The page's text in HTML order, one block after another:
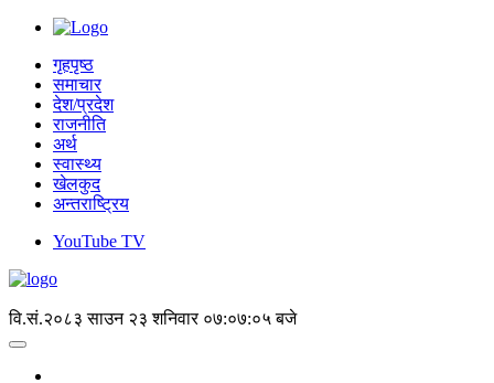
गृहपृष्ठ
समाचार
देश/प्रदेश
राजनीति
अर्थ
स्वास्थ्य
खेलकुद
अन्तराष्ट्रिय
YouTube TV
वि.सं.२०८३ साउन २३ शनिवार ०७:०७:०५ बजे